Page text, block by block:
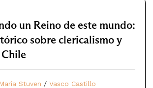
un Reino de este mundo:
sobre clericalismo y
Stuven / Vasco Castillo